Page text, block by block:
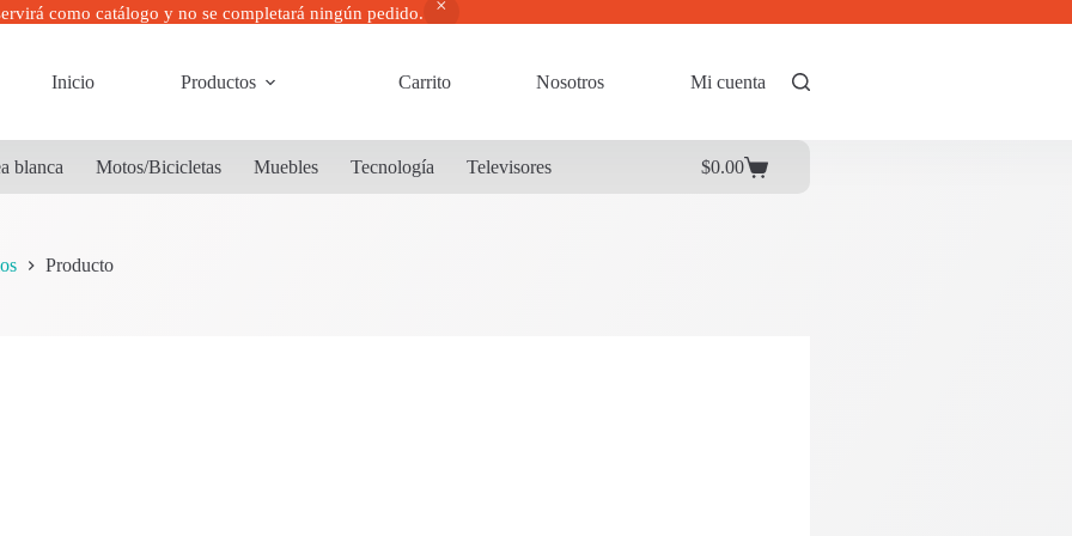
como catálogo y no se completará ningún pedido.
Inicio Productos Carrito Nosotros Mi cuenta
blanca Motos/Bicicletas Muebles Tecnología Televisores
Carrito
$0.00
Producto